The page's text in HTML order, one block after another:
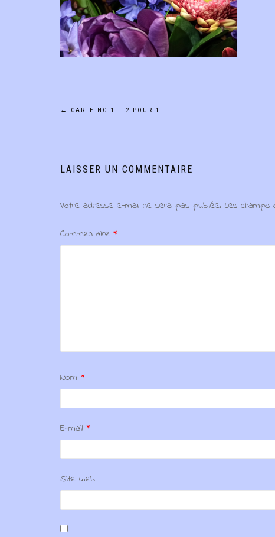
Navigation
l’article
← CARTE NO 1 – 2 POUR 1
LAISSER UN COMMENTAIRE
Votre adresse e-mail ne sera pas publiée. Les champs
Commentaire *
Nom *
E-mail *
Site web